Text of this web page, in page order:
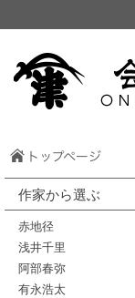
作家から選ぶ
赤地径
浅井千里
阿部春弥
有永浩太